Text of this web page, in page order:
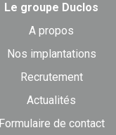
Le groupe Duclos
A propos
Nos implantations
Recrutement
Actualités
Formulaire de contact